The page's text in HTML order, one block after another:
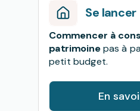
Se lancer
Commencer à
patrimoinepas à
petit budget.
En